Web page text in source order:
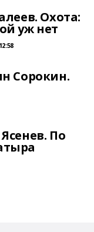
Охота:
уж нет
Сорокин.
По